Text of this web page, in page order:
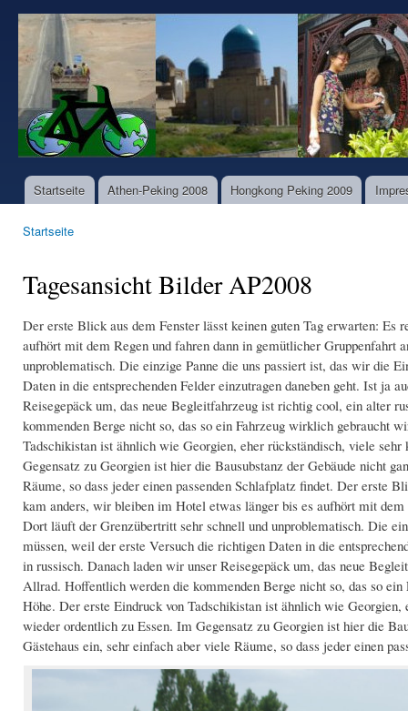
www.world-
bike-
tours.com
Hauptmenü
Startseite Athen-Peking 2008 Hongkong Peking 2009
Startseite
Tagesansicht Bilder AP2008
Der erste Blick aus dem Fenster lässt keinen guten Tag erwarten:
aufhört mit dem Regen und fahren dann in gemütlicher
unproblematisch. Die einzige Panne die uns passiert ist, das wir die
Daten in die entsprechenden Felder einzutragen daneben geht. Ist ja
Reisegepäck um, das neue Begleitfahrzeug ist richtig cool, ein
kommenden Berge nicht so, das so ein Fahrzeug wirklich gebraucht
Tadschikistan ist ähnlich wie Georgien, eher rückständisch, viele
Gegensatz zu Georgien ist hier die Bausubstanz der Gebäude nicht
Räume, so dass jeder einen passenden Schlafplatz findet. Der erste
kam anders, wir bleiben im Hotel etwas länger bis es aufhört mit
Dort läuft der Grenzübertritt sehr schnell und unproblematisch. Die
müssen, weil der erste Versuch die richtigen Daten in die
in russisch. Danach laden wir unser Reisegepäck um, das neue
Allrad. Hoffentlich werden die kommenden Berge nicht so, das so
Höhe. Der erste Eindruck von Tadschikistan ist ähnlich wie
wieder ordentlich zu Essen. Im Gegensatz zu Georgien ist hier die
Gästehaus ein, sehr einfach aber viele Räume, so dass jeder einen